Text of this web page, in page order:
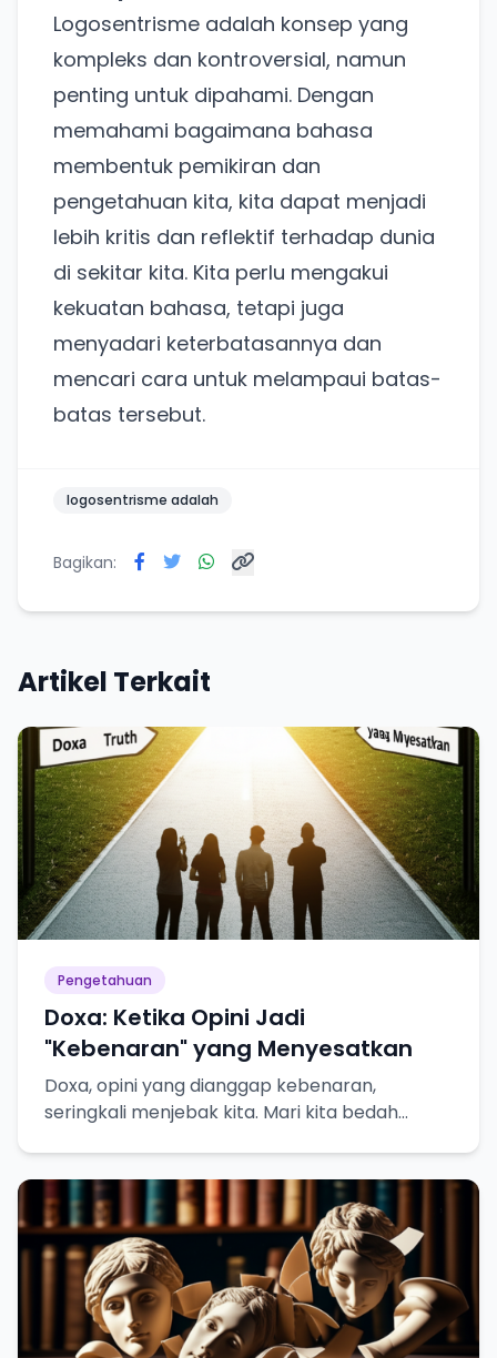
Logosentrisme adalah konsep yang
kompleks dan kontroversial, namun
penting untuk dipahami. Dengan
memahami bagaimana bahasa
membentuk pemikiran dan
pengetahuan kita, kita dapat menjadi
lebih kritis dan reflektif terhadap dunia
di sekitar kita. Kita perlu mengakui
kekuatan bahasa, tetapi juga
menyadari keterbatasannya dan
mencari cara untuk melampaui batas-
batas tersebut.
logosentrisme adalah
Bagikan:
Artikel Terkait
Pengetahuan
Doxa: Ketika Opini Jadi
"Kebenaran" yang Menyesatkan
Doxa, opini yang dianggap kebenaran,
seringkali menjebak kita. Mari kita bedah
Ada Website Baru!
Khusus untuk kamu yang mau coba
Punya website SMM baru nih! Coba BulkFame
untuk pengalaman lebih baik.
Tanpa daftar ulang, gratis dicoba. Kamu tetap bisa
pakai Zona Sosmed kapan saja.
Coba BulkFame